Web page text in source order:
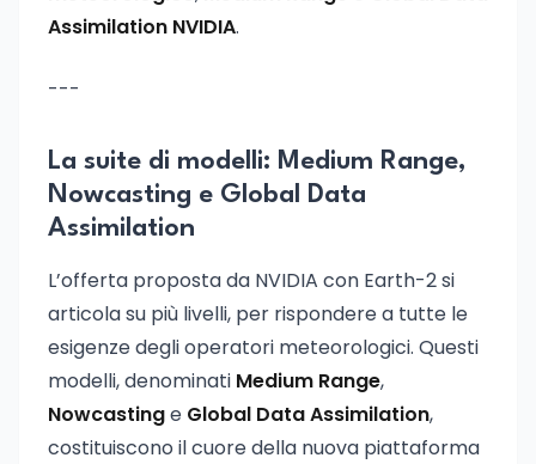
Assimilation NVIDIA.
---
La suite di modelli: Medium Range,
Nowcasting e Global Data
Assimilation
L’offerta proposta da NVIDIA con Earth-2 si
articola su più livelli, per rispondere a tutte le
esigenze degli operatori meteorologici. Questi
modelli, denominati Medium Range,
Nowcastinge Global Data Assimilation,
costituiscono il cuore della nuova piattaforma